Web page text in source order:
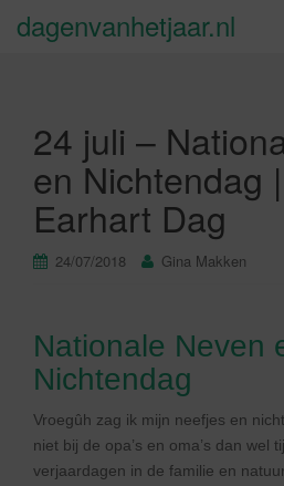
dagenvanhetjaar.nl
24 juli –
en Nichtendag
Earhart Dag
24/07/2018 Gina Makken
Nationale Neven
Nichtendag
Vroegûh zag ik mijn neefjes en
niet bij de opa’s en oma’s dan wel
verjaardagen in de familie en